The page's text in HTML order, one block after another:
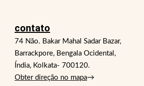
contato
74 Não. Bakar Mahal Sadar Bazar,
Barrackpore, Bengala Ocidental,
Índia, Kolkata- 700120.
Obter direção no mapa→